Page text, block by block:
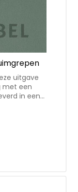
uitgave
met een
in een